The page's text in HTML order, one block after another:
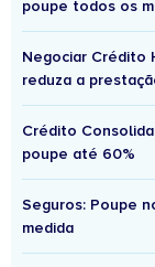
poupe todos os
Negociar Crédito
reduza a
Crédito
poupe até 60%
Seguros: Poupe
medida